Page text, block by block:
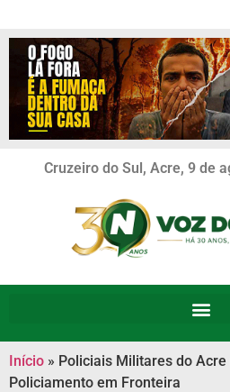
Cruzeiro do Sul, Acre, 9 de
Início » Policiais Militares do
Policiamento em Fronteira